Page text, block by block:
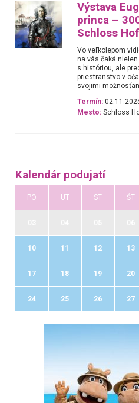
Výstava
princa –
Schloss Hof
Vo veľkolepom
na vás čaká
s históriou, ale
priestranstvo v
svojimi
Termín:
Mesto: Schloss
Kalendár podujatí
PO UT ST ŠT
10 11 12 13
17 18 19 20
24 25 26 27